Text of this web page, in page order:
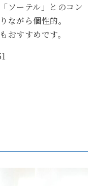
ソーテル」とのコン
ながら個性的。
おすすめです。